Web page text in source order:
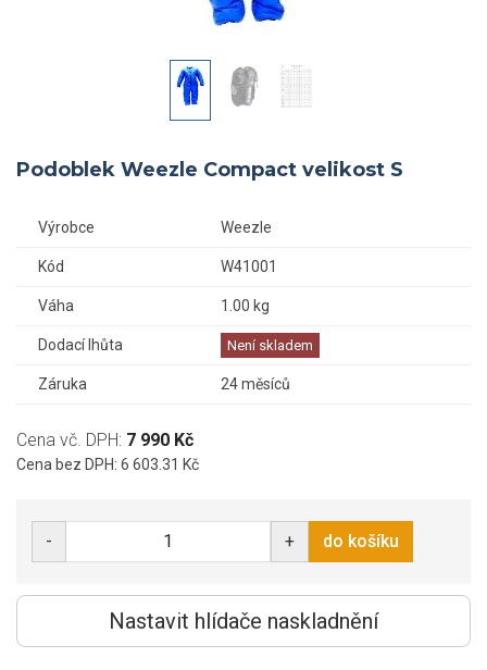
Podoblek Weezle Compact velikost S
Výrobce Weezle
Kód W41001
Váha 1.00 kg
Dodací lhůta Není skladem
Záruka 24 měsíců
Cena vč. DPH: 7 990 Kč
Cena bez DPH: 6 603.31 Kč
- + do košíku
Nastavit hlídače naskladnění